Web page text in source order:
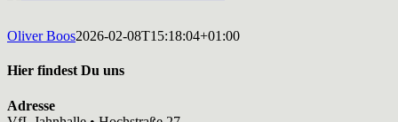
Oliver Boos2026-02-08T15:18:04+01:00
Hier findest Du uns
Adresse